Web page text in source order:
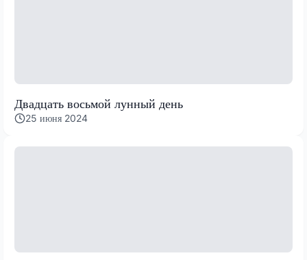
Двадцать восьмой лунный день
25 июня 2024